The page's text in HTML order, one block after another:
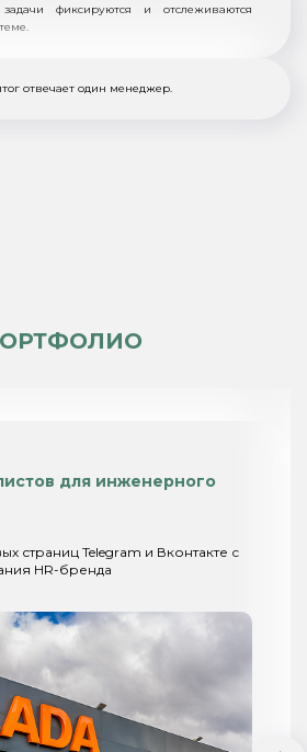
фиксируются и отслеживаются
отвечает один менеджер.
для инженерного
страниц Telegram и Вконтакте с
HR-бренда